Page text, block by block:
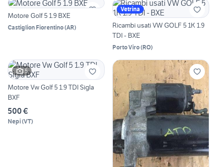
Motore Golf 5 1.9 BXE
Castiglion Fiorentino(AR)
Vetrina
Ricambi usati VW GOLF 5 1K 1.9
TDI - BXE
Porto Viro(RO)
5
Motore Vw Golf 5 1.9 TDI Sigla
BXF
500 €
Nepi(VT)